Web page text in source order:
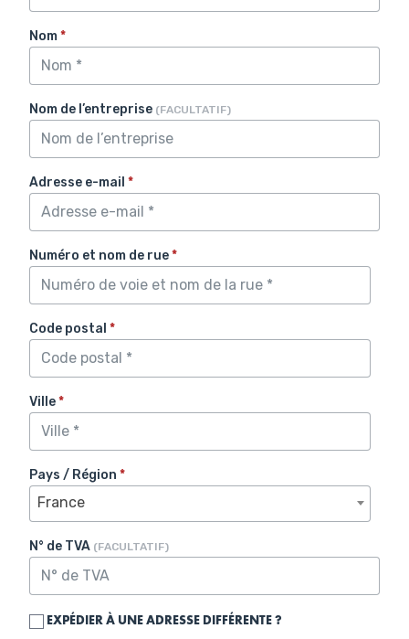
Nom*
Nom de l’entreprise (FACULTATIF)
Adresse e-mail *
Numéro et nom de rue*
Code postal *
Ville*
Pays / Région *
France
N° de TVA (FACULTATIF)
EXPÉDIER À UNE ADRESSE DIFFÉRENTE ?